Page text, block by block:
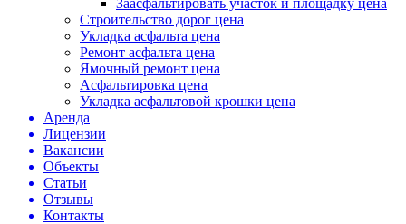
Заасфальтировать участок и площадку цена
Строительство дорог цена
Укладка асфальта цена
Ремонт асфальта цена
Ямочный ремонт цена
Асфальтировка цена
Укладка асфальтовой крошки цена
Аренда
Лицензии
Вакансии
Объекты
Статьи
Отзывы
Контакты